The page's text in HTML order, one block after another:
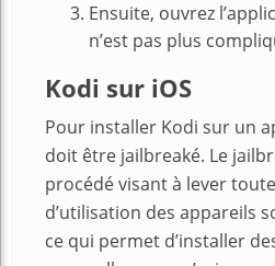
Ensuite, ouvrez
n’est pas plus
Kodi sur iOS
Pour installer Kodi sur un
doit être jailbreaké. Le
procédé visant à lever
d’utilisation des appareils
ce qui permet d’installer